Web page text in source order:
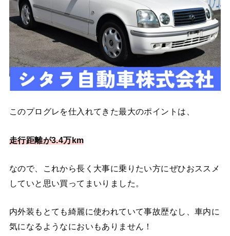
このプログレを仕入れてきた最大のポイントは、
走行距離が3.4万km
なので、これから長く大事に乗りたい方にぜひおススメ
していと思い買ってまいりました。
内外装もとても綺麗に使われていて事故歴なし、車内に
気になるようなにおいもありません！